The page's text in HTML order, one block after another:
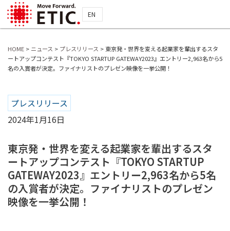
EN
HOME > ニュース > プレスリリース > 東京発・世界を変える起業家を輩出するスタ
ートアップコンテスト『TOKYO STARTUP GATEWAY2023』エントリー2,963名から5
名の入賞者が決定。ファイナリストのプレゼン映像を一挙公開！
プレスリリース
2024年1月16日
東京発・世界を変える起業家を輩出するスタ
ートアップコンテスト『TOKYO STARTUP
GATEWAY2023』エントリー2,963名から5名
の入賞者が決定。ファイナリストのプレゼン
映像を一挙公開！